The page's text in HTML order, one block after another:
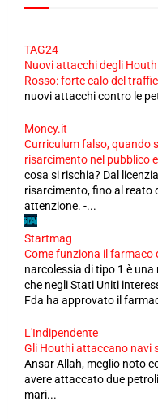
TAG24
Nuovi attacchi degli
Rosso: forte calo del
nuovi attacchi contro le
Money.it
Curriculum falso, quando
risarcimento nel pubblico
cosa si rischia? Dal
risarcimento, fino al reato
attenzione. -...
Startmag
Come funziona il farmaco
narcolessia di tipo 1 è
che negli Stati Uniti
Fda ha approvato il
L'Indipendente
Gli Houthi attaccano navi
Ansar Allah, meglio noto
avere attaccato due
mari...